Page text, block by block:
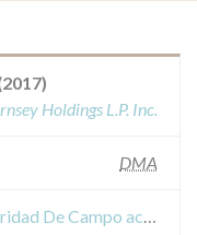
Holdings L.P. Inc.
DMA
Notificaciones De Seguridad De Campo acerca de TOPPER Xtra Absorbent Dressing Pad